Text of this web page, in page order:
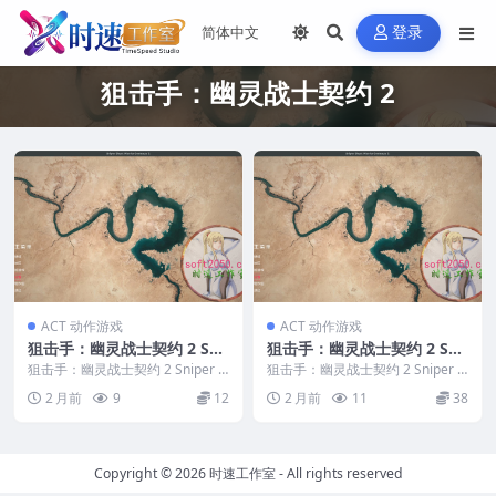
登录
狙击手：幽灵战士契约 2
ACT 动作游戏
狙击手：幽灵战士契约 2 Sni
per Ghost Warrior Contra
cts 2 WIN游戏 PC电脑游戏
适配系统WINDOWS
狙击手：幽灵战士契约 2 Sniper G
2 月前 9 12
ACT 动作游戏
狙击手：幽灵战士契约 2 Sni
per Ghost Warrior Contra
cts 2 MAC游戏 苹果电脑游
戏 适配苹果OS系统macOS
狙击手：幽灵战士契约 2 Sniper G
2 月前 11 38
Copyright © 2026时速工作室- All rights reserved